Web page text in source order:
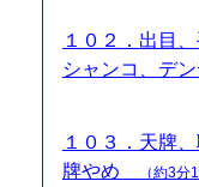
１０２．出目
シャンコ、デ
１０３．天牌
牌やめ
（約3分